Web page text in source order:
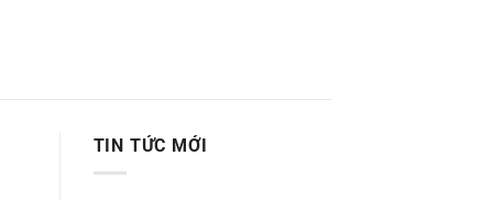
TIN TỨC MỚI